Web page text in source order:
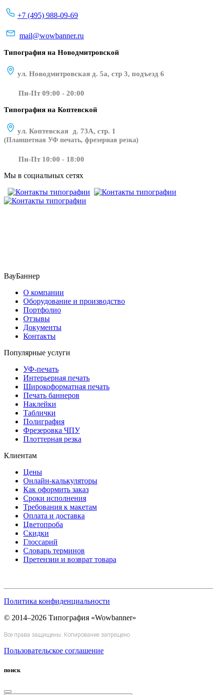
+7 (495) 988-09-69
mail@wowbanner.ru
Типография на Новодмитровской
ул. Новодмитровская д. 5а, стр 3, подъезд 6
Пн-Пт 09:00 - 20:00
Типография на Коптевской
ул. Коптевская д. 73А, стр. 1
(Планшетная УФ печать, фрезерная резка)
Пн-Пт 10:00 - 18:00
Мы в социальных сетях
ВауБаннер
О компании
Оборудование и производство
Портфолио
Отзывы
Документы
Контакты
Популярные услуги
УФ-печать
Интерьерная печать
Широкоформатная печать
Печать баннеров
Наклейки
Таблички
Полиграфия
Фрезеровка ЧПУ
Плоттерная резка
Клиентам
Цены
Онлайн-калькуляторы
Как оформить заказ
Сроки исполнения
Требования к макетам
Оплата и доставка
Цветопроба
Скидки
Глоссарий
Словарь терминов
Претензии и возврат товара
Политика конфиденциальности
© 2014–2026 Типография «Wowbanner»
Все права защищены. Копирование запрещено
Пользовательское соглашение
поиск